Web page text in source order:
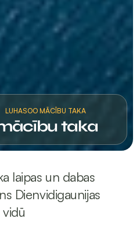
LUHASOO MĀCĪBU TAKA
taka
laipas un dabas
Dienvidigaunijas